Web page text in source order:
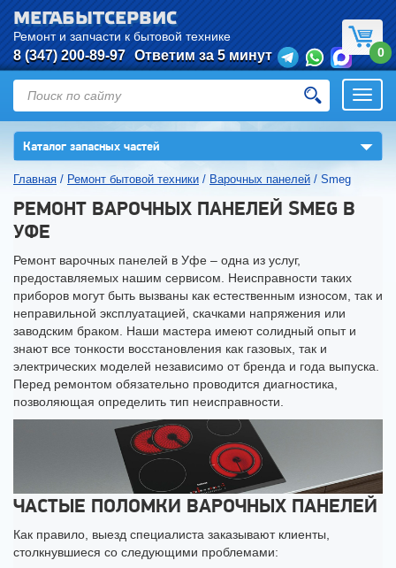
МЕГАБЫТСЕРВИС
Ремонт и запчасти к бытовой технике
8 (347) 200-89-97 Ответим за 5 минут 0
Каталог запасных частей ▼
Главная / Ремонт бытовой техники / Варочных панелей / Smeg
РЕМОНТ ВАРОЧНЫХ ПАНЕЛЕЙ SMEG В
УФЕ
Ремонт варочных панелей в Уфе – одна из услуг,
предоставляемых нашим сервисом. Неисправности таких
приборов могут быть вызваны как естественным износом, так и
неправильной эксплуатацией, скачками напряжения или
заводским браком. Наши мастера имеют солидный опыт и
знают все тонкости восстановления как газовых, так и
электрических моделей независимо от бренда и года выпуска.
Перед ремонтом обязательно проводится диагностика,
позволяющая определить тип неисправности.
ЧАСТЫЕ ПОЛОМКИ ВАРОЧНЫХ ПАНЕЛЕЙ
Как правило, выезд специалиста заказывают клиенты,
столкнувшиеся со следующими проблемами: